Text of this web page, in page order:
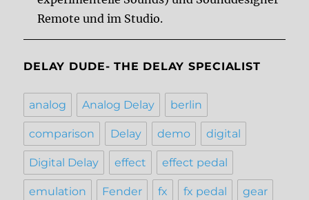
Remote und im Studio.
DELAY DUDE- THE DELAY SPECIALIST
analog Analog Delay berlin
comparison Delay demo digital
Digital Delay effect effect pedal
emulation Fender fx fx pedal gear